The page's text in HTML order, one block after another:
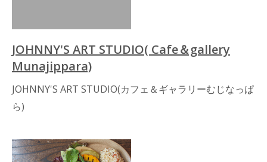
JOHNNY'S ART STUDIO( Cafe＆gallery
Munajippara)
JOHNNY'S ART STUDIO(カフェ＆ギャラリーむじなっぱ
ら)